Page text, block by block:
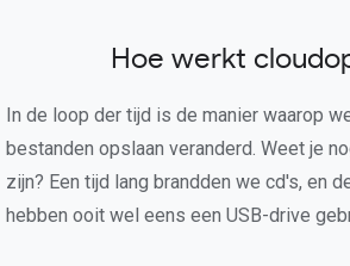
Hoe werkt
In de loop der tijd is de manier waarop
bestanden opslaan veranderd. Weet je
zijn? Een tijd lang brandden we cd's, en
hebben ooit wel eens een USB-drive